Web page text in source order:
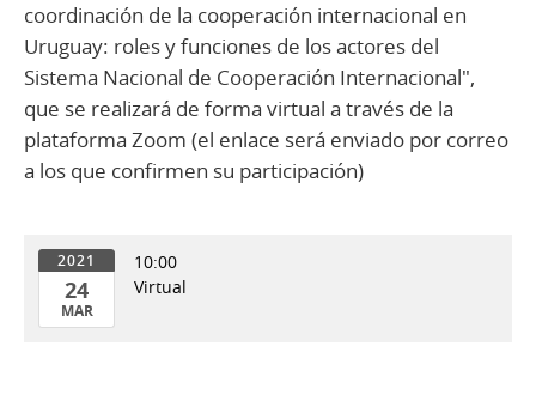
coordinación de la cooperación internacional en
Uruguay: roles y funciones de los actores del
Sistema Nacional de Cooperación Internacional",
que se realizará de forma virtual a través de la
plataforma Zoom (el enlace será enviado por correo
a los que confirmen su participación)
2021
24
MAR
10:00
Virtual